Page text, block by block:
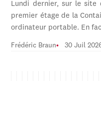
Lundi dernier, sur le site
premier étage de la
ordinateur portable. En
Frédéric Braun 30 Juil